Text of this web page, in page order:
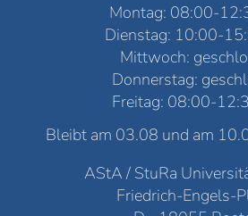
Montag: 08:00-
Dienstag: 10:00-
Mittwoch:
Donnerstag:
Freitag: 08:00-
Bleibt am 03.08 und am
AStA / StuRa
Friedrich-Engels-